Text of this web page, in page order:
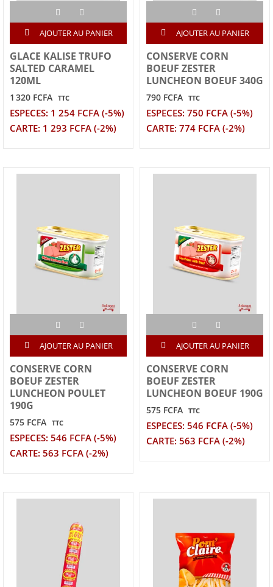
AJOUTER AU PANIER
GLACE KALISE TRUFO
SALTED CARAMEL
120ML
1 320 FCFA TTC
ESPECES: 1 254 FCFA (-5%)
CARTE: 1 293 FCFA (-2%)
AJOUTER AU PANIER
CONSERVE CORN
BOEUF ZESTER
LUNCHEON BOEUF 340G
790 FCFA TTC
ESPECES: 750 FCFA (-5%)
CARTE: 774 FCFA (-2%)
AJOUTER AU PANIER
CONSERVE CORN
BOEUF ZESTER
LUNCHEON POULET
190G
575 FCFA TTC
ESPECES: 546 FCFA (-5%)
CARTE: 563 FCFA (-2%)
AJOUTER AU PANIER
CONSERVE CORN
BOEUF ZESTER
LUNCHEON BOEUF 190G
575 FCFA TTC
ESPECES: 546 FCFA (-5%)
CARTE: 563 FCFA (-2%)